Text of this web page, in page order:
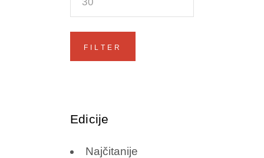
FILTER
Edicije
Najčitanije